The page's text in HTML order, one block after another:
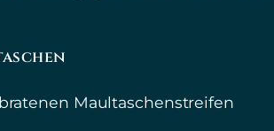
Maultaschenstreifen